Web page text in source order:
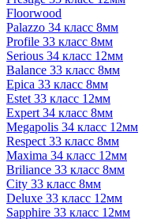
Floorwood
Palazzo 34 класс 8мм
Profile 33 класс 8мм
Serious 34 класс 12мм
Balance 33 класс 8мм
Epica 33 класс 8мм
Estet 33 класс 12мм
Expert 34 класс 8мм
Megapolis 34 класс 12мм
Respect 33 класс 8мм
Maxima 34 класс 12мм
Briliance 33 класс 8мм
City 33 класс 8мм
Deluxe 33 класс 12мм
Sapphire 33 класс 12мм